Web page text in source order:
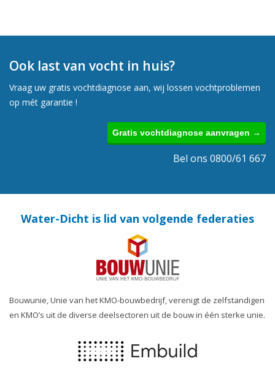
Ook last van vocht in huis?
Vraag uw gratis vochtdiagnose aan, wij lossen vochtproblemen
op mét garantie !
Gratis vochtdiagnose aanvragen →
Bel ons 0800/61 667
Water-Dicht is lid van volgende federaties
Bouwunie, Unie van het KMO-bouwbedrijf, verenigt de zelfstandigen
en KMO’s uit de diverse deelsectoren uit de bouw in één sterke unie.